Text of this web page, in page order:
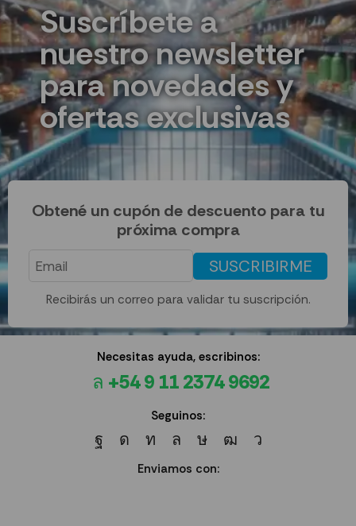
Suscríbete a
nuestro newsletter
para novedades y
ofertas exclusivas
Obtené un cupón de descuento para tu
próxima compra
SUSCRIBIRME
Recibirás un correo para validar tu suscripción.
Necesitas ayuda, escribinos:
+54 9 11 2374 9692
Seguinos:
Enviamos con: